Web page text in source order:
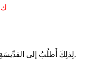
لِذلِكَ أَطلُبُ إلى القدِّيسَةِ مَريَم، الدائِمَةِ البَتُوليَّة، وإلى جَميعِ الملائِكَةِ والقِدِّيسين، وإلَيْكم أيُّها الإخْوَة، الصلاةَ مِن أجْلي، إلى الرَّبِّ إلَهِنا.